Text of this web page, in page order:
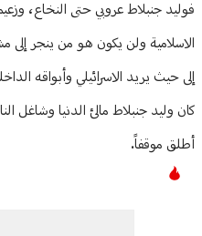
فوليد جنبلاط عروبي حتى النخاع،
الاسلامية ولن يكون هو من ينجر
إلى حيث يريد الاسرائيلي وأبواقه
كان وليد جنبلاط مالئ الدنيا وشاغل
أطلق موقفاً.